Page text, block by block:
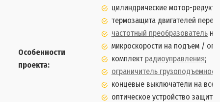
Особенности
проекта:
цилиндрические мотор-
термозащита двигателей
частотный преобразователь на
микроскорости на подъем /
комплект радиоуправления;
ограничитель
концевые выключатели на все
оптическое устройство